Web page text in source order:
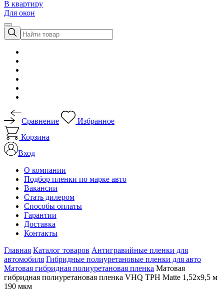
В квартиру
Для окон
Сравнение
Избранное
Корзина
Вход
О компании
Подбор пленки по марке авто
Вакансии
Стать дилером
Способы оплаты
Гарантии
Доставка
Контакты
Главная Каталог товаров Антигравийные пленки для
автомобиля Гибридные полиуретановые пленки для авто
Матовая гибридная полиуретановая пленка Матовая
гибридная полиуретановая пленка VHQ TPH Matte 1,52х9,5 м
190 мкм